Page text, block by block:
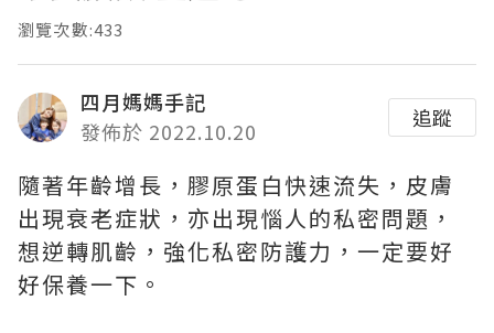
瀏覽次數:433
四月媽媽手記
發佈於 2022.10.20
追蹤
隨著年齡增長，膠原蛋白快速流失，皮膚
出現衰老症狀，亦出現惱人的私密問題，
想逆轉肌齡，強化私密防護力，一定要好
好保養一下。